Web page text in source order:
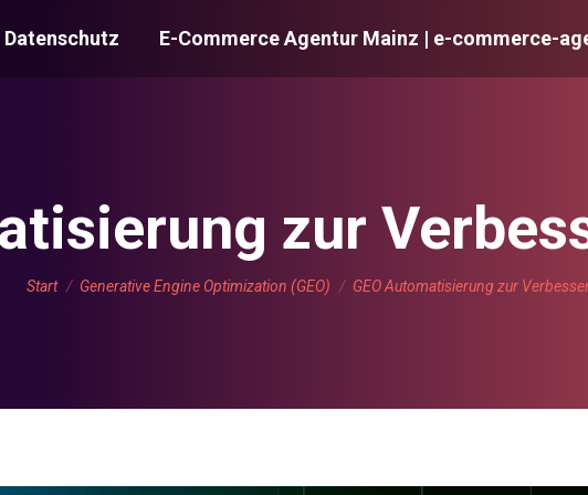
Datenschutz E-Commerce Agentur Mainz | e-commerce-
zur
Sie befinden sich hier:
Start Generative Engine Optimization (GEO) GEO Automatisierung zur